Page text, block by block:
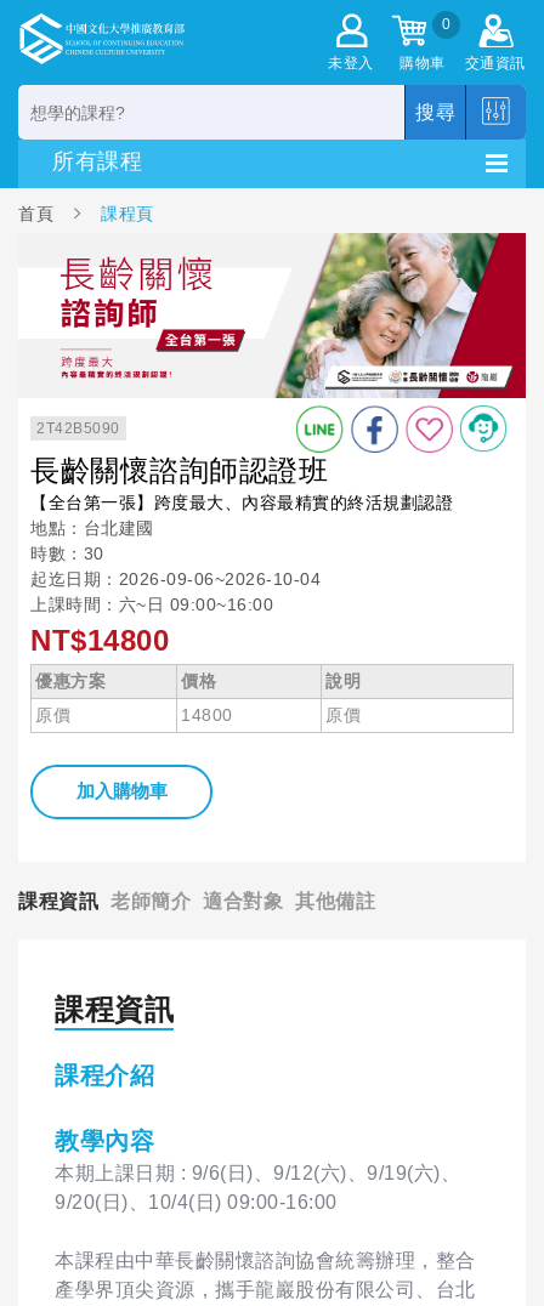
未登入
0
購物車 交通資訊
搜尋
首頁 課程頁
2T42B5090
長齡關懷諮詢師認證班
【全台第一張】跨度最大、內容最精實的終活規劃認證
地點：台北建國
時數：30
起迄日期：2026-09-06~2026-10-04
上課時間：六~日 09:00~16:00
NT$14800
優惠方案 價格
說明
原價
14800 原價
加入購物車
課程資訊 老師簡介 適合對象 其他備註
課程資訊
課程介紹
教學內容
本期上課日期 : 9/6(日)、9/12(六)、9/19(六)、
9/20(日)、10/4(日) 09:00-16:00
本課程由中華長齡關懷諮詢協會統籌辦理，整合
產學界頂尖資源，攜手龍巖股份有限公司、台北